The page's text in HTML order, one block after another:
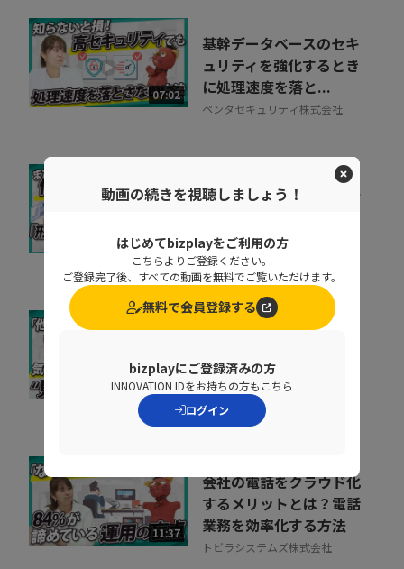
07:02
基幹データベースのセキ
ュリティを強化するとき
に処理速度を落と...
ペンタセキュリティ株式会社
10:20
「私たちは安全だ」と思
ぐ！70万を超える...
ペンタセキュリティ株式会社
07:20
取りこぼしはなぜ起き
る？“見えない失注”を
防ぐ営業の仕組み改革
株式会社シャノン
11:37
会社の電話をクラウド化
するメリットとは？電話
業務を効率化する方法
トビラシステムズ株式会社
動画の続きを視聴しましょう！
はじめてbizplayをご利用の方
こちらよりご登録ください。
ご登録完了後、すべての動画を無料でご覧いただけます。
無料で会員登録する
bizplayにご登録済みの方
INNOVATION IDをお持ちの方もこちら
ログイン